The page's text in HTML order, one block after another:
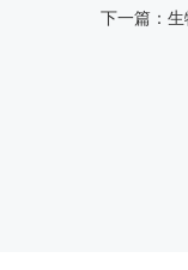
下一篇：